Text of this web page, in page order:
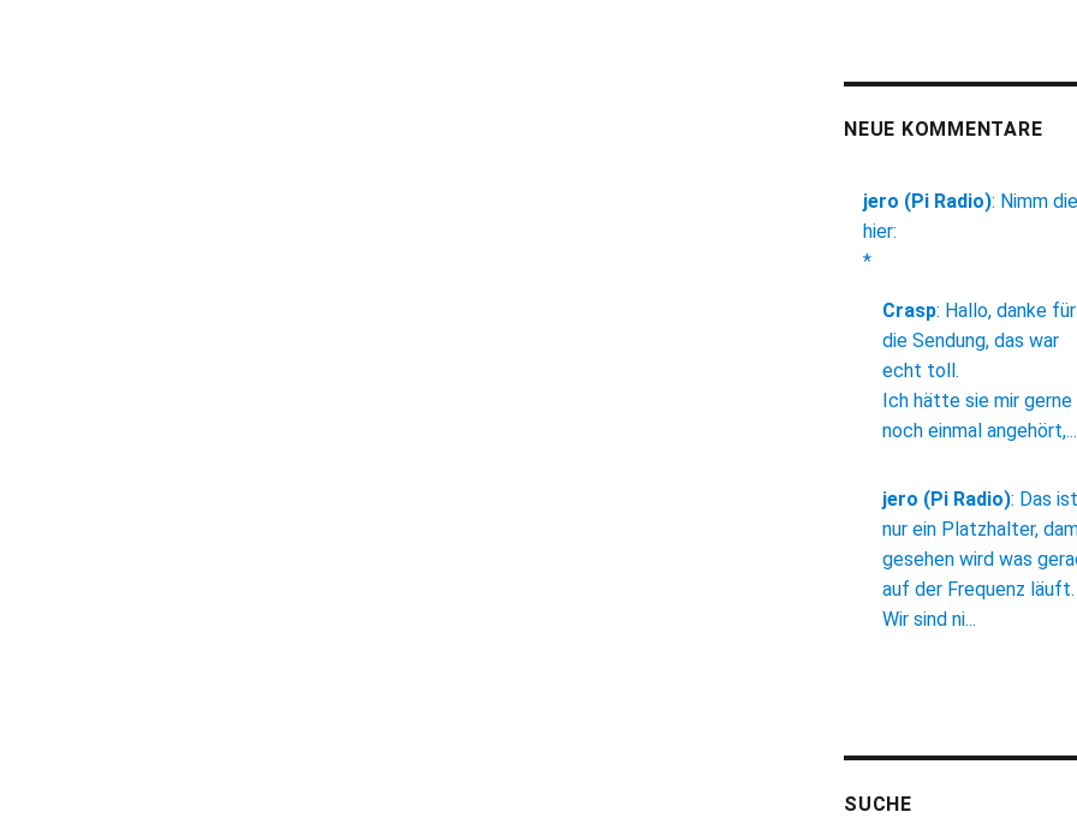
NEUE KOMMENTARE
jero (Pi Radio): Nimm die
hier:
*
Crasp: Hallo, danke für
die Sendung, das war
echt toll.
Ich hätte sie mir gerne
noch einmal angehört,...
jero (Pi Radio): Das ist
nur ein Platzhalter,
gesehen wird was
auf der Frequenz läuft.
Wir sind ni...
SUCHE